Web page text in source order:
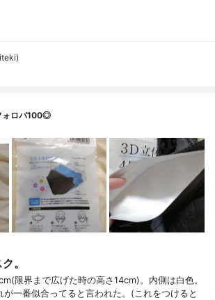
ロバ100◎
。
限界まで広げた時の高さ14cm)。内側は白色。
が一番似合ってると言われた。(これをつけると